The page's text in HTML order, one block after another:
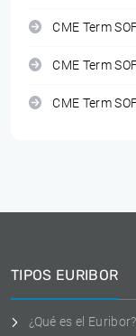
CME Term
CME Term
CME Term
TIPOS EURIBOR
¿Qué es el Euribor?